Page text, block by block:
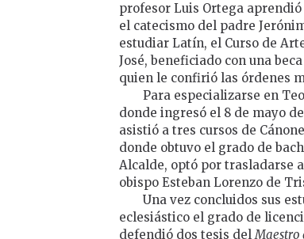
profesor Luis Ortega
el catecismo del padre
estudiar Latín, el Curso de
José, beneficiado con una
quien le confirió las órdenes
Para especializarse en
donde ingresó el 8 de mayo de
asistió a tres cursos de
donde obtuvo el grado de
Alcalde, optó por trasladarse
obispo Esteban Lorenzo de
Una vez concluidos sus
eclesiástico el grado de
defendió dos tesis delMaestro